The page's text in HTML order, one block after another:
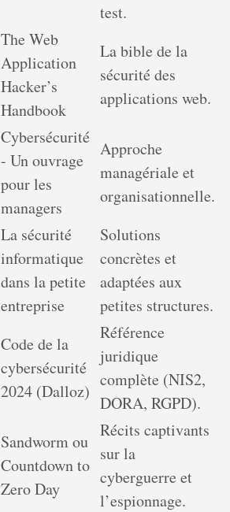
test.
The Web
Application
Hacker’s
Handbook
La bible de la
sécurité des
applications web.
Cybersécurité
- Un ouvrage
pour les
managers
Approche
managériale et
organisationnelle.
La sécurité
informatique
dans la petite
entreprise
Solutions
concrètes et
adaptées aux
petites structures.
Code de la
cybersécurité
2024 (Dalloz)
Référence
juridique
complète (NIS2,
DORA, RGPD).
Sandworm ou
Countdown to
Zero Day
Récits captivants
sur la
cyberguerre et
l’espionnage.